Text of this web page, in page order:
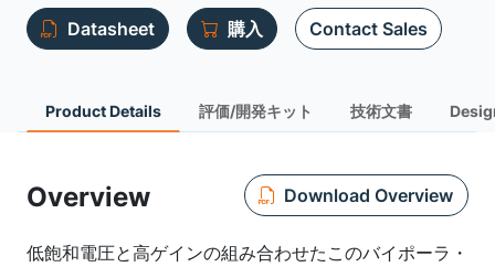
Datasheet 購入 Contact Sales
Product Details 評価/開発キット 技術文書
Overview Download Overview
低飽和電圧と高ゲインの組み合わせたこのバイポーラ・